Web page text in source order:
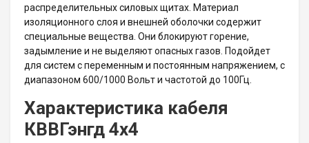
распределительных силовых щитах. Материал
изоляционного слоя и внешней оболочки содержит
специальные вещества. Они блокируют горение,
задымление и не выделяют опасных газов. Подойдет
для систем с переменным и постоянным напряжением, с
диапазоном 600/1000 Вольт и частотой до 100Гц.
Характеристика кабеля
КВВГэнгд 4х4